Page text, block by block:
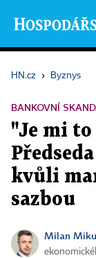
HN.cz › Byznys
BANKOVNÍ
"Je mi
kvůli
sazbou
Milan